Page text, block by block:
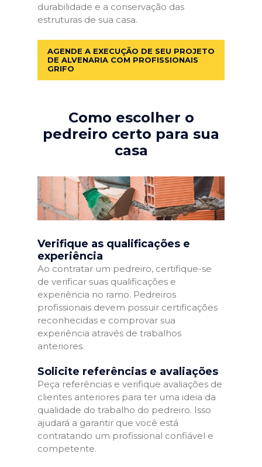
durabilidade e a conservação das
estruturas de sua casa.
AGENDE A EXECUÇÃO DE SEU PROJETO
DE ALVENARIA COM PROFISSIONAIS
GRIFO
Como escolher o
pedreiro certo para sua
casa
Verifique as qualificações e
experiência
Ao contratar um pedreiro, certifique-se
de verificar suas qualificações e
experiência no ramo. Pedreiros
profissionais devem possuir certificações
reconhecidas e comprovar sua
experiência através de trabalhos
anteriores.
Solicite referências e avaliações
Peça referências e verifique avaliações de
clientes anteriores para ter uma ideia da
qualidade do trabalho do pedreiro. Isso
ajudará a garantir que você está
contratando um profissional confiável e
competente.